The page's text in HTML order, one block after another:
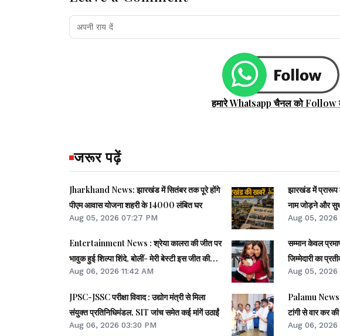
हमारे Whatsapp चैनल को Follow
जरूर पढ़ें
Jharkhand News: झारखंड में सितंबर तक पूरे होंगे
पीएम आवास योजना शहरी के 14000 लंबित घर
Aug 05, 2026 07:27 PM
Entertainment News : श्रेया कालरा की जीत पर
भावुक हुई शिल्पा शिंदे, बोलीं- मेरी बेस्टी इस जीत की
हकदार...
Aug 06, 2026 11:42 AM
JPSC-JSSC परीक्षा विवाद : उद्योग मंत्री से मिला
संयुक्त प्रतिनिधिमंडल, SIT जांच समेत कई मांगें उठाईं
Aug 06, 2026 03:30 PM
झारखंड में प्रारूप
नाम जोड़ने और
Aug 05, 2026
सम्मान केवल
जिम्मेदारी का
Aug 05, 2026
Palamu News
टांगी से वार कर
Aug 06, 2026